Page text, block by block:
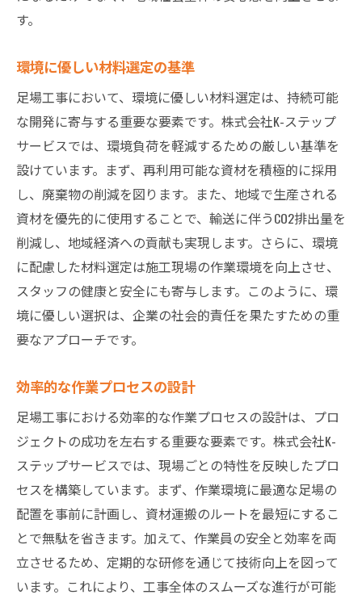
す。
環境に優しい材料選定の基準
足場工事において、環境に優しい材料選定は、持続可能
な開発に寄与する重要な要素です。株式会社K-ステップ
サービスでは、環境負荷を軽減するための厳しい基準を
設けています。まず、再利用可能な資材を積極的に採用
し、廃棄物の削減を図ります。また、地域で生産される
資材を優先的に使用することで、輸送に伴うCO2排出量を
削減し、地域経済への貢献も実現します。さらに、環境
に配慮した材料選定は施工現場の作業環境を向上させ、
スタッフの健康と安全にも寄与します。このように、環
境に優しい選択は、企業の社会的責任を果たすための重
要なアプローチです。
効率的な作業プロセスの設計
足場工事における効率的な作業プロセスの設計は、プロ
ジェクトの成功を左右する重要な要素です。株式会社K-
ステップサービスでは、現場ごとの特性を反映したプロ
セスを構築しています。まず、作業環境に最適な足場の
配置を事前に計画し、資材運搬のルートを最短にするこ
とで無駄を省きます。加えて、作業員の安全と効率を両
立させるため、定期的な研修を通じて技術向上を図って
います。これにより、工事全体のスムーズな進行が可能